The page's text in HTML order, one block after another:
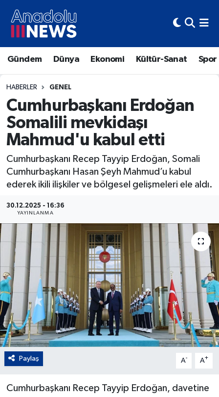
Gündem Dünya Ekonomi Kültür-Sanat Spor
HABERLER GENEL
Cumhurbaşkanı Erdoğan
Somalili mevkidaşı
Mahmud'u kabul etti
Cumhurbaşkanı Recep Tayyip Erdoğan, Somali
Cumhurbaşkanı Hasan Şeyh Mahmud’u kabul
ederek ikili ilişkiler ve bölgesel gelişmeleri ele aldı.
30.12.2025 - 16:36
YAYINLANMA
Paylaş A- A+
Cumhurbaşkanı Recep Tayyip Erdoğan, davetine
Hava Durumu
Trafik Durumu
Süper Lig Puan Durumu ve Fikstür
Tüm Manşetler
Son Dakika Haberleri
Haber Arşivi